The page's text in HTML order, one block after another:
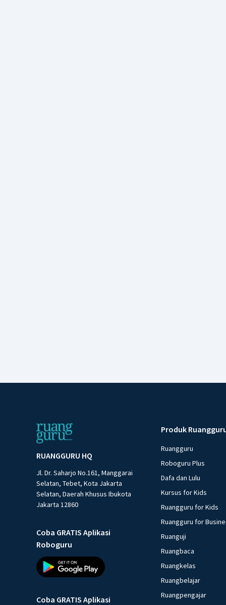
RUANGGURU HQ
Jl. Dr. Saharjo No.161, Manggarai
Selatan, Tebet, Kota Jakarta
Selatan, Daerah Khusus Ibukota
Jakarta 12860
Coba GRATIS Aplikasi
Roboguru
Coba GRATIS Aplikasi
Produk
Ruangguru
Roboguru Plus
Dafa dan Lulu
Kursus for Kids
Ruangguru for Kids
Ruangguru for
Ruanguji
Ruangbaca
Ruangkelas
Ruangbelajar
Ruangpengajar